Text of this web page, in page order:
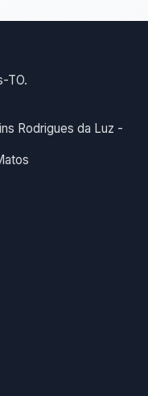
TO.
Rodrigues da Luz -